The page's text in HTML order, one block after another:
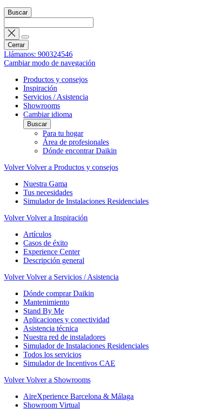
Buscar
Cerrar
Llámanos: 900324546
Cambiar modo de navegación
Productos y consejos
Inspiración
Servicios / Asistencia
Showrooms
Cambiar idioma
Buscar
Para tu hogar
Área de profesionales
Dónde encontrar Daikin
Volver Volver a Productos y consejos
Nuestra Gama
Tus necesidades
Simulador de Instalaciones Residenciales
Volver Volver a Inspiración
Artículos
Casos de éxito
Experience Center
Descripción general
Volver Volver a Servicios / Asistencia
Dónde comprar Daikin
Mantenimiento
Stand By Me
Aplicaciones y conectividad
Asistencia técnica
Nuestra red de instaladores
Simulador de Instalaciones Residenciales
Todos los servicios
Simulador de Incentivos CAE
Volver Volver a Showrooms
AireXperience Barcelona & Málaga
Showroom Virtual